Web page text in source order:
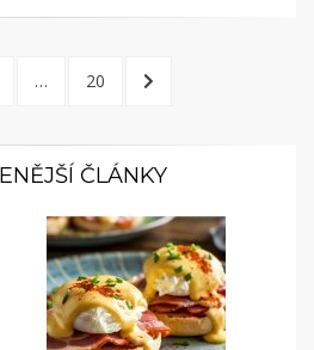
… 20
ČLÁNKY